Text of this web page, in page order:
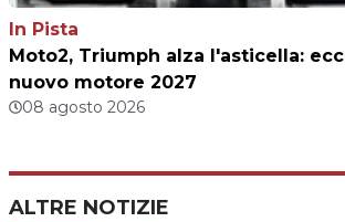
In Pista
Moto2, Triumph alza l'asticella:
nuovo motore 2027
08 agosto 2026
ALTRE NOTIZIE